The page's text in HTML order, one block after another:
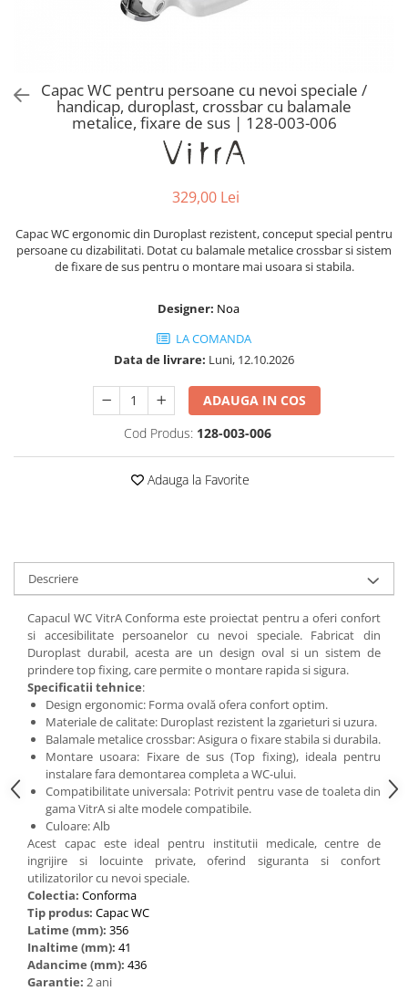
Baterii lavoar montare pe tavan
Robinete de trecere
Robinete masina de spalat
Capac WC pentru persoane cu nevoi speciale /
handicap, duroplast, crossbar cu balamale
metalice, fixare de sus | 128-003-006
329,00 Lei
Capac WC ergonomic din Duroplast rezistent, conceput special pentru
persoane cu dizabilitati. Dotat cu balamale metalice crossbar si sistem
de fixare de sus pentru o montare mai usoara si stabila.
Designer: Noa
LA COMANDA
Data de livrare: Luni, 12.10.2026
ADAUGA IN COS
Cod Produs: 128-003-006
Adauga la Favorite
Descriere
Capacul WC VitrA Conforma este proiectat pentru a oferi confort
si accesibilitate persoanelor cu nevoi speciale. Fabricat din
Duroplast durabil, acesta are un design oval si un sistem de
prindere top fixing, care permite o montare rapida si sigura.
Specificatii tehnice:
Design ergonomic: Forma ovală ofera confort optim.
Materiale de calitate: Duroplast rezistent la zgarieturi si uzura.
Balamale metalice crossbar: Asigura o fixare stabila si durabila.
Montare usoara: Fixare de sus (Top fixing), ideala pentru
instalare fara demontarea completa a WC-ului.
Compatibilitate universala: Potrivit pentru vase de toaleta din
gama VitrA si alte modele compatibile.
Culoare: Alb
Acest capac este ideal pentru institutii medicale, centre de
ingrijire si locuinte private, oferind siguranta si confort
utilizatorilor cu nevoi speciale.
Colectia: Conforma
Tip produs: Capac WC
Latime (mm): 356
Inaltime (mm): 41
Adancime (mm): 436
Garantie: 2 ani